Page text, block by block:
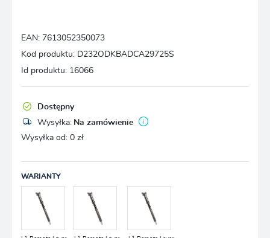
EAN: 7613052350073
Kod produktu: D232ODKBADCA29725S
Id produktu: 16066
Dostępny
Wysyłka: Na zamówienie
Wysyłka od: 0 zł
WARIANTY